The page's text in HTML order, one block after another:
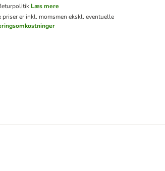
Læs mere
priser er inkl. momsmen ekskl. eventuelle